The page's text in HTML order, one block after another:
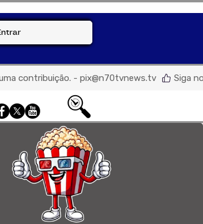
contribuição. - pix@n70tvnews.tv